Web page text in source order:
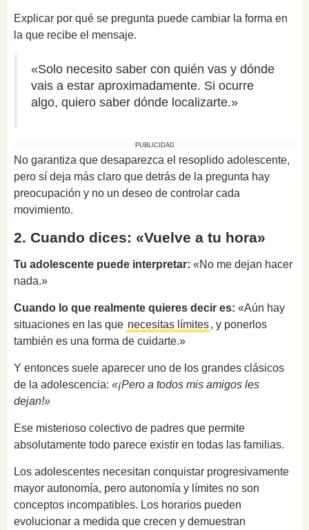
Explicar por qué se pregunta puede cambiar la forma en
la que recibe el mensaje.
«Solo necesito saber con quién vas y dónde
vais a estar aproximadamente. Si ocurre
algo, quiero saber dónde localizarte.»
PUBLICIDAD
No garantiza que desaparezca el resoplido adolescente,
pero sí deja más claro que detrás de la pregunta hay
preocupación y no un deseo de controlar cada
movimiento.
2. Cuando dices: «Vuelve a tu hora»
Tu adolescente puede interpretar: «No me dejan hacer
nada.»
Cuando lo que realmente quieres decir es: «Aún hay
situaciones en las que necesitas límites, y ponerlos
también es una forma de cuidarte.»
Y entonces suele aparecer uno de los grandes clásicos
de la adolescencia: «¡Pero a todos mis amigos les
dejan!»
Ese misterioso colectivo de padres que permite
absolutamente todo parece existir en todas las familias.
Los adolescentes necesitan conquistar progresivamente
mayor autonomía, pero autonomía y límites no son
conceptos incompatibles. Los horarios pueden
evolucionar a medida que crecen y demuestran